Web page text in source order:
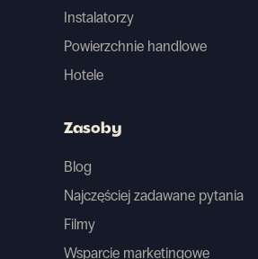
Instalatorzy
Powierzchnie handlowe
Hotele
Zasoby
Blog
Najczęściej zadawane pytania
Filmy
Wsparcie marketingowe